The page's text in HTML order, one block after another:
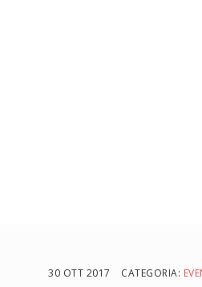
30 OTT 2017 CATEGORIA: